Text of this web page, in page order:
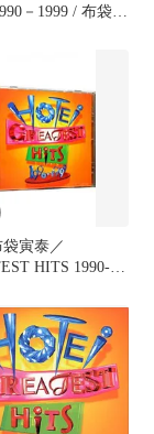
－1999 / 布袋寅
寅泰／
HITS 1990-